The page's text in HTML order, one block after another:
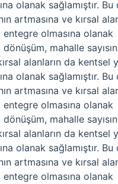
olanak sağlamıştır. Bu
artmasına ve kırsal
entegre olmasına olanak
dönüşüm, mahalle
alanların da kentsel
olanak sağlamıştır. Bu
artmasına ve kırsal
entegre olmasına olanak
dönüşüm, mahalle
alanların da kentsel
olanak sağlamıştır. Bu
artmasına ve kırsal
entegre olmasına olanak